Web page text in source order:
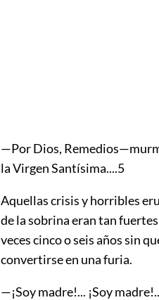
—Por Dios,
la Virgen Santísima....5
Aquellas crisis y horribles
de la sobrina eran tan
veces cinco o seis años sin
convertirse en una furia.
—¡Soy madre!... ¡Soy